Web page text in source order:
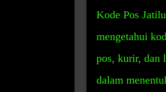
Kode Pos
mengetahui
pos, kurir, dan
dalam